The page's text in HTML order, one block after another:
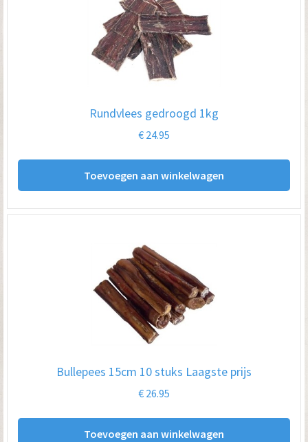
Rundvlees gedroogd 1kg
€ 24.95
Toevoegen aan winkelwagen
Bullepees 15cm 10 stuks Laagste prijs
€ 26.95
Toevoegen aan winkelwagen